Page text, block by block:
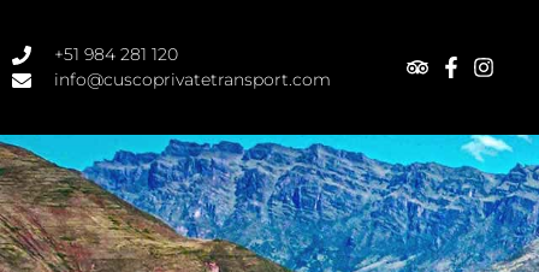
+51 984 281 120
info@cuscoprivatetransport.com